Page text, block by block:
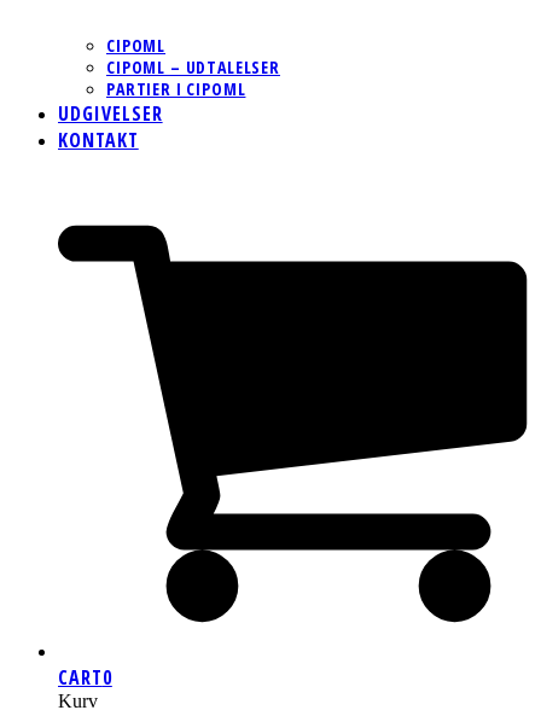
CIPOML
CIPOML – UDTALELSER
PARTIER I CIPOML
UDGIVELSER
KONTAKT
CART0
Kurv